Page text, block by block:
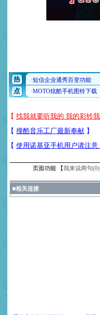
页面功能 【我来说两句(0)
■相关连接